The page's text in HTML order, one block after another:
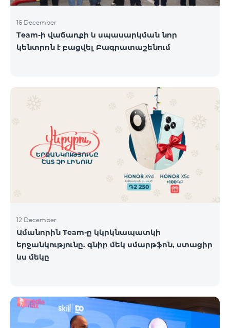
16 December
Team-ի վաճառքի և սպասարկման նոր
կենտրոն է բացվել Բագրատաշենում
12 December
Ամանորին Team-ը կկրկնապատկի
երջանկությունը. գնիր մեկ սմարթֆոն, ստացիր
ևս մեկը